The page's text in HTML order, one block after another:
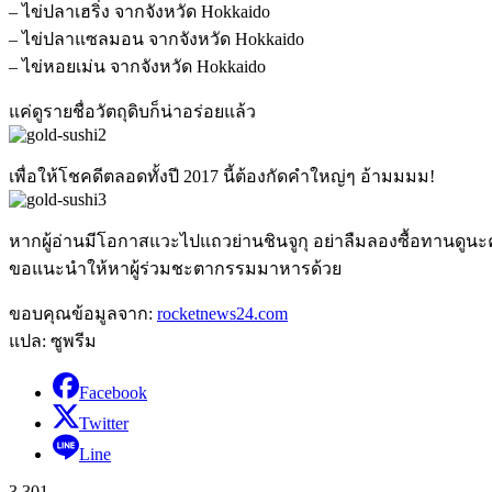
– ไข่ปลาเฮริ่ง จากจังหวัด Hokkaido
– ไข่ปลาแซลมอน จากจังหวัด Hokkaido
– ไข่หอยเม่น จากจังหวัด Hokkaido
แค่ดูรายชื่อวัตถุดิบก็น่าอร่อยแล้ว
เพื่อให้โชคดีตลอดทั้งปี 2017 นี้ต้องกัดคำใหญ่ๆ อ้ามมมม!
หากผู้อ่านมีโอกาสแวะไปแถวย่านชินจูกุ อย่าลืมลองซื้อทานดูน
ขอแนะนำให้หาผู้ร่วมชะตากรรมมาหารด้วย
ขอบคุณข้อมูลจาก: rocketnews24.com
แปล: ซูพรีม
Facebook
Twitter
Line